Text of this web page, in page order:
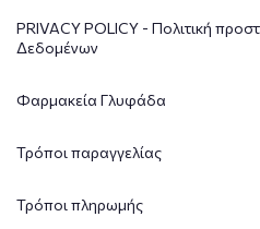
PRIVACY POLICY - Πολιτική
Δεδομένων
Φαρμακεία Γλυφάδα
Τρόποι παραγγελίας
Τρόποι πληρωμής